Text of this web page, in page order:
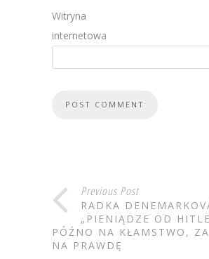
Witryna
internetowa
Previous Post
RADKA
„PIENIĄDZE OD
PÓŹNO NA KŁAMSTWO,
NA PRAWDĘ